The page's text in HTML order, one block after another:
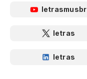
letrasmusbr
letras
letras